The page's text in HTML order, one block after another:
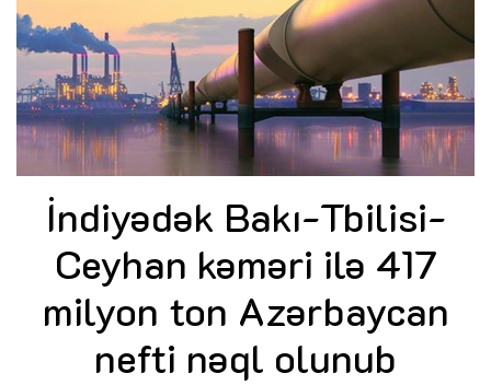
İndiyədək Bakı-Tbilisi-
Ceyhan kəməri ilə 417
milyon ton Azərbaycan
nefti nəql olunub